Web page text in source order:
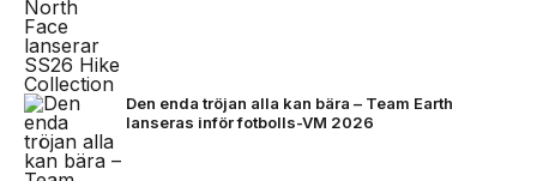
Den enda tröjan alla kan bära – Team Earth
lanseras inför fotbolls-VM 2026